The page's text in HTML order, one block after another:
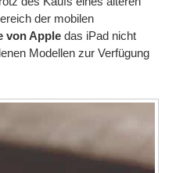
der mobilen
von Apple das iPad nicht
Modellen zur Verfügung